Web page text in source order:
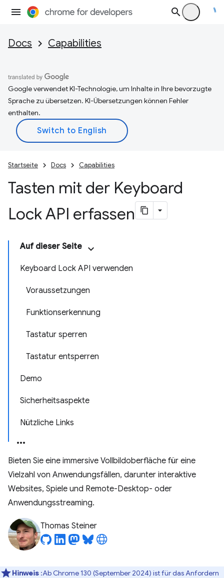
Docs Capabilities
Google verwendet KI-Technologie, um Inhalte in Ihre bevorzugte
Sprache zu übersetzen. KI-Übersetzungen können Fehler
enthalten.
Startseite Docs Capabilities
Tasten mit der Keyboard
Lock API erfassen
Auf dieser Seite
Keyboard Lock API verwenden
Voraussetzungen
Funktionserkennung
Tastatur sperren
Tastatur entsperren
Demo
Sicherheitsaspekte
Nützliche Links
Bieten Sie eine immersive Vollbildoberfläche für eine
Vielzahl von Anwendungsfällen, darunter interaktive
Websites, Spiele und Remote-Desktop- oder
Anwendungsstreaming.
Thomas Steiner
Hinweis :Ab Chrome 130 (September 2024) ist für das Anfordern